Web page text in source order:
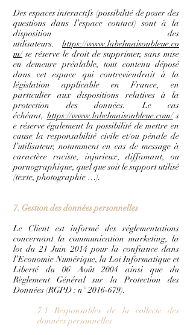
Des espaces interactifs (possibilité de poser des
questions dans l’espace contact) sont à la
disposition des
utilisateurs. https://www.labelmaisonbleue.co
m/se réserve le droit de supprimer, sans mise
en demeure préalable, tout contenu déposé
dans cet espace qui contreviendrait à la
législation applicable en France, en
particulier aux dispositions relatives à la
protection des données. Le cas
échéant, https://www.labelmaisonbleue.com/s
e réserve également la possibilité de mettre en
cause la responsabilité civile et/ou pénale de
l’utilisateur, notamment en cas de message à
caractère raciste, injurieux, diffamant, ou
pornographique, quel que soit le support utilisé
(texte, photographie …).
7. Gestion des données personnelles
Le Client est informé des réglementations
concernant la communication marketing, la
loi du 21 Juin 2014 pour la confiance dans
l’Economie Numérique, la Loi Informatique et
Liberté du 06 Août 2004 ainsi que du
Règlement Général sur la Protection des
Données (RGPD : n°2016-679).
7.1 Responsables de la collecte des
données personnelles